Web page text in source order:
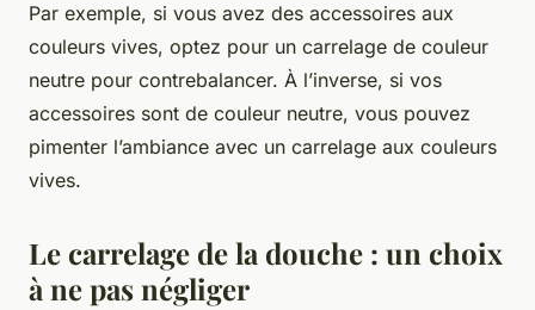
Par exemple, si vous avez des accessoires aux
couleurs vives, optez pour un carrelage de couleur
neutre pour contrebalancer. À l’inverse, si vos
accessoires sont de couleur neutre, vous pouvez
pimenter l’ambiance avec un carrelage aux couleurs
vives.
Le carrelage de la douche : un choix
à ne pas négliger